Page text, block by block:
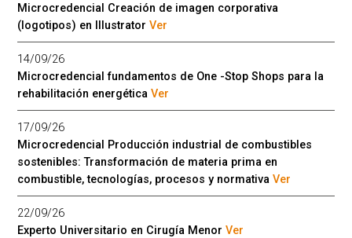
Microcredencial Creación de imagen corporativa
(logotipos) en IllustratorVer
14/09/26
Microcredencial fundamentos de One -Stop Shops para la
rehabilitación energéticaVer
17/09/26
Microcredencial Producción industrial de combustibles
sostenibles: Transformación de materia prima en
combustible, tecnologías, procesos y normativaVer
22/09/26
Experto Universitario en Cirugía MenorVer